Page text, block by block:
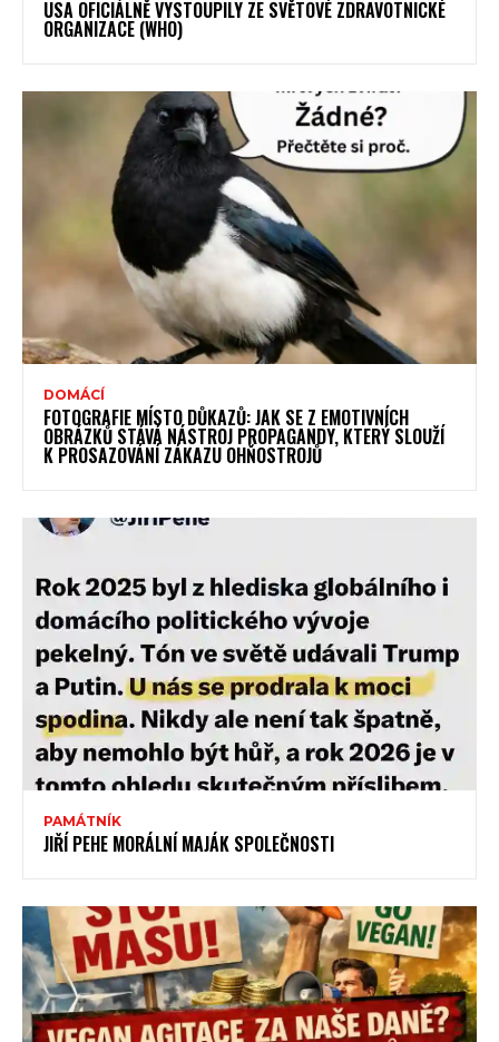
USA OFICIÁLNĚ VYSTOUPILY ZE SVĚTOVÉ ZDRAVOTNICKÉ
ORGANIZACE (WHO)
DOMÁCÍ
FOTOGRAFIE MÍSTO DŮKAZŮ: JAK SE Z EMOTIVNÍCH
OBRÁZKŮ STÁVÁ NÁSTROJ PROPAGANDY, KTERÝ SLOUŽÍ
K PROSAZOVÁNÍ ZÁKAZU OHŇOSTROJŮ
PAMÁTNÍK
JIŘÍ PEHE MORÁLNÍ MAJÁK SPOLEČNOSTI